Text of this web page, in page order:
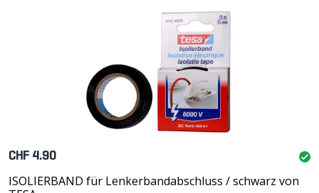
CHF 4.90
ISOLIERBAND für Lenkerbandabschluss / schwarz von